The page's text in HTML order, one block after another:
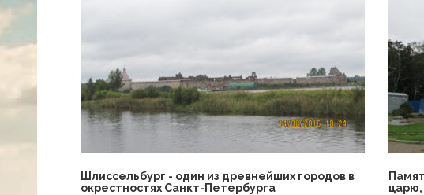
Шлиссельбург - один из древнейших городов в
окрестностях Санкт-Петербурга
царю,